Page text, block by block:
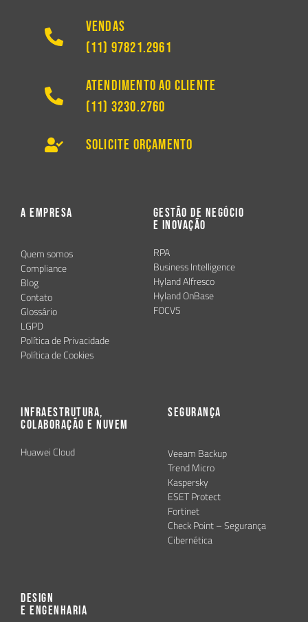
Vendas
(11) 97821.2961
Atendimento ao Cliente
(11) 3230.2760
Solicite Orçamento
A Empresa
Quem somos
Compliance
Blog
Contato
Glossário
LGPD
Política de Privacidade
Política de Cookies
Gestão de Negócio
e Inovação
RPA
Business Intelligence
Hyland Alfresco
Hyland OnBase
FOCVS
Infraestrutura,
Colaboração e Nuvem
Huawei Cloud
Segurança
Veeam Backup
Trend Micro
Kaspersky
ESET Protect
Fortinet
Check Point – Segurança
Cibernética
Design
e Engenharia